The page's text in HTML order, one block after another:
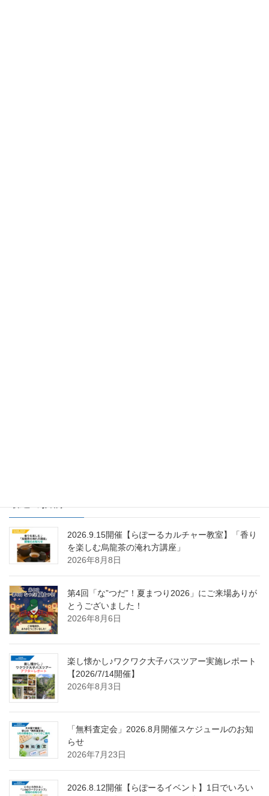
2026.9.15開催【らぽーるカルチャー教室】「香り
を楽しむ烏龍茶の淹れ方講座」
2026年8月8日
第4回「な”つだ”！夏まつり2026」にご来場ありが
とうございました！
2026年8月6日
楽し懐かし♪ワクワク大子バスツアー実施レポート
【2026/7/14開催】
2026年8月3日
「無料査定会」2026.8月開催スケジュールのお知
らせ
2026年7月23日
2026.8.12開催【らぽーるイベント】1日でいろい